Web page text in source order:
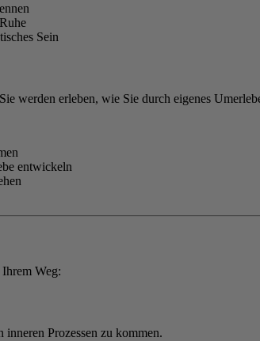
Sein
werden erleben, wie Sie durch eigenes
entwickeln
Weg:
Prozessen zu kommen.